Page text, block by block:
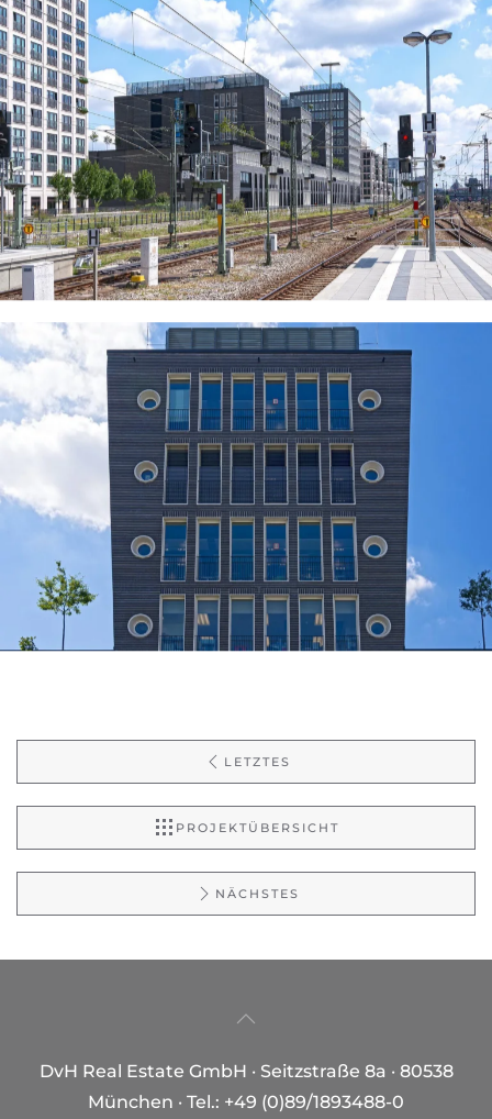
LETZTES
PROJEKTÜBERSICHT
NÄCHSTES
DvH Real Estate GmbH · Seitzstraße 8a · 80538
München · Tel.: +49 (0)89/1893488-0